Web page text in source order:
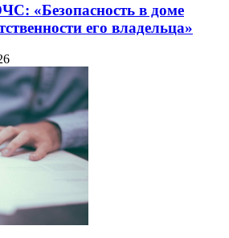
«Безопасность в доме
его владельца»